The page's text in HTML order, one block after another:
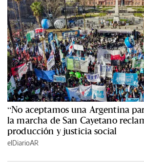
“No aceptamos una Argentina
la marcha de San Cayetano
producción y justicia social
elDiarioAR